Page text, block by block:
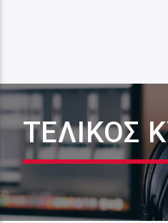
ΤΕΛΙΚΌΣ